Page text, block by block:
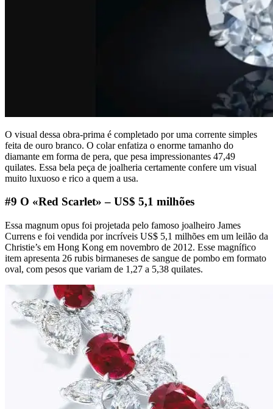
O visual dessa obra-prima é completado por uma corrente simples
feita de ouro branco. O colar enfatiza o enorme tamanho do
diamante em forma de pera, que pesa impressionantes 47,49
quilates. Essa bela peça de joalheria certamente confere um visual
muito luxuoso e rico a quem a usa.
#9 O «Red Scarlet» – US$ 5,1 milhões
Essa magnum opus foi projetada pelo famoso joalheiro James
Currens e foi vendida por incríveis US$ 5,1 milhões em um leilão da
Christie’s em Hong Kong em novembro de 2012. Esse magnífico
item apresenta 26 rubis birmaneses de sangue de pombo em formato
oval, com pesos que variam de 1,27 a 5,38 quilates.